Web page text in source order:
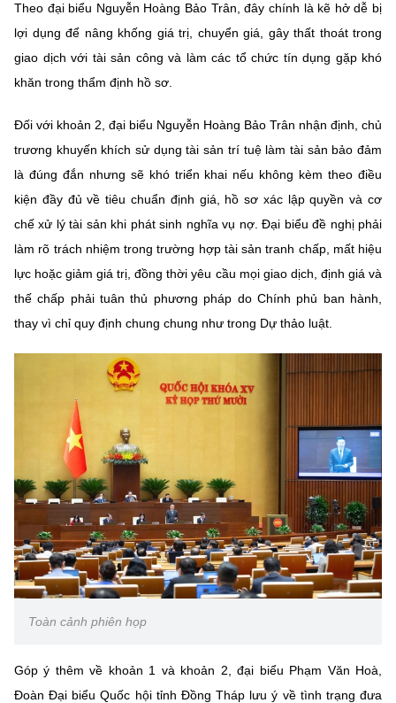
MINISTRY OF SCIENCE AND TECHNOLOGY
Điều khoản sử dụng Theo dõi MST: Góp ý
Cơ quan chủ quản: Bộ Khoa học và Công nghệ (MST)
Chịu trách nhiệm nội dung: Nguyễn Thị Hải Hằng
Liên hệ
Địa chỉ: Ban Biên tập Cổng TTĐT - 18 Nguyễn Du, TP. Hà Nội
Điện thoại: 024 3936 9506
Email:
©2026 Bản quyền thuộc Bộ Khoa Học và Công Nghệ
(Ghi rõ nguồn "https://mst.gov.vn" khi phát hành lại thông tin từ
website này)
Theo đại biểu Nguyễn Hoàng Bảo Trân, đây chính là kẽ hở dễ bị
lợi dụng để nâng khống giá trị, chuyển giá, gây thất thoát trong
giao dịch với tài sản công và làm các tổ chức tín dụng gặp khó
khăn trong thẩm định hồ sơ.
Đối với khoản 2, đại biểu Nguyễn Hoàng Bảo Trân nhận định, chủ
trương khuyến khích sử dụng tài sản trí tuệ làm tài sản bảo đảm
là đúng đắn nhưng sẽ khó triển khai nếu không kèm theo điều
kiện đầy đủ về tiêu chuẩn định giá, hồ sơ xác lập quyền và cơ
chế xử lý tài sản khi phát sinh nghĩa vụ nợ. Đại biểu đề nghị phải
làm rõ trách nhiệm trong trường hợp tài sản tranh chấp, mất hiệu
lực hoặc giảm giá trị, đồng thời yêu cầu mọi giao dịch, định giá và
thế chấp phải tuân thủ phương pháp do Chính phủ ban hành,
thay vì chỉ quy định chung chung như trong Dự thảo luật.
Toàn cảnh phiên họp
Góp ý thêm về khoản 1 và khoản 2, đại biểu Phạm Văn Hoà,
Đoàn Đại biểu Quốc hội tỉnh Đồng Tháp lưu ý về tình trạng đưa